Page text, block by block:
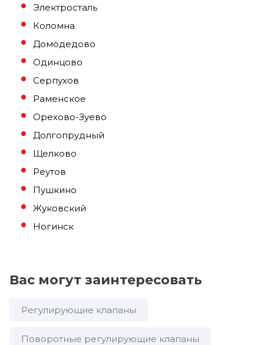
Электросталь
Коломна
Домодедово
Одинцово
Серпухов
Раменское
Орехово-Зуево
Долгопрудный
Щелково
Реутов
Пушкино
Жуковский
Ногинск
Вас могут заинтересовать
Регулирующие клапаны
Поворотные регулирующие клапаны